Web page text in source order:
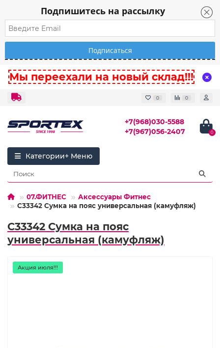
Подпишитесь на рассылку
Мы переехали на новый склад!!!
0 0
+7(968)030-5588
+7(967)056-2407
0
Категории
07.ФИТНЕС
Аксессуары Фитнес
C33342 Сумка на пояс универсальная (камуфляж)
C33342 Сумка на пояс
универсальная (камуфляж)
Акция июля!!!